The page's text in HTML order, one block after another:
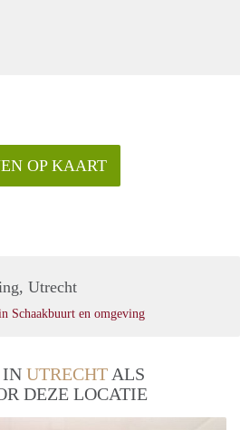
OP KAART
Utrecht
Schaakbuurt en omgeving
IN UTRECHT ALS
DEZE LOCATIE